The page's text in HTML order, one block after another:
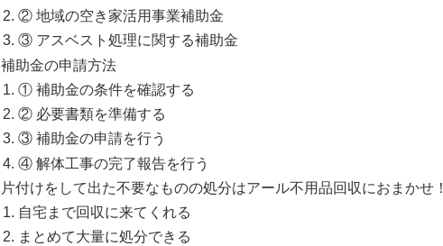
② 地域の空き家活用事業補助金
③ アスベスト処理に関する補助金
補助金の申請方法
① 補助金の条件を確認する
② 必要書類を準備する
③ 補助金の申請を行う
④ 解体工事の完了報告を行う
片付けをして出た不要なものの処分はアール不用品回収におまかせ！
自宅まで回収に来てくれる
まとめて大量に処分できる